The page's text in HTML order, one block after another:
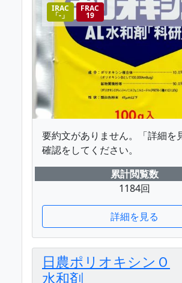
IRAC
「-」
FRAC
19
要約文がありません。「詳細を
確認をしてください。
累計閲覧数
1184回
詳細を見る
日農ポリオキシンＯ
水和剤